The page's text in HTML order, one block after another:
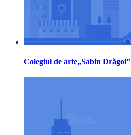
Colegiul de arte„Sabin Drăgoi”